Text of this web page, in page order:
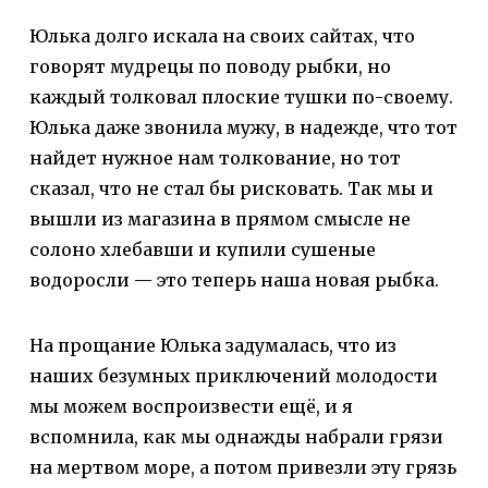
Юлька долго искала на своих сайтах, что
говорят мудрецы по поводу рыбки, но
каждый толковал плоские тушки по-своему.
Юлька даже звонила мужу, в надежде, что тот
найдет нужное нам толкование, но тот
сказал, что не стал бы рисковать. Так мы и
вышли из магазина в прямом смысле не
солоно хлебавши и купили сушеные
водоросли — это теперь наша новая рыбка.
На прощание Юлька задумалась, что из
наших безумных приключений молодости
мы можем воспроизвести ещё, и я
вспомнила, как мы однажды набрали грязи
на мертвом море, а потом привезли эту грязь